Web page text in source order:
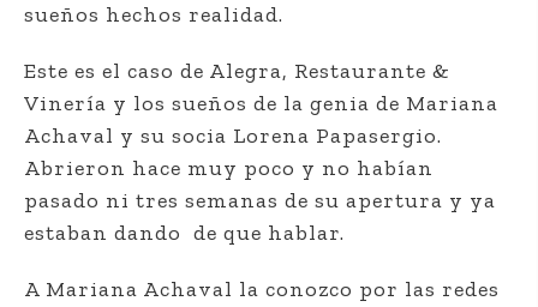
sueños hechos realidad.
Este es el caso de Alegra, Restaurante &
Vinería y los sueños de la genia de Mariana
Achaval y su socia Lorena Papasergio.
Abrieron hace muy poco y no habían
pasado ni tres semanas de su apertura y ya
estaban dando de que hablar.
A Mariana Achaval la conozco por las redes